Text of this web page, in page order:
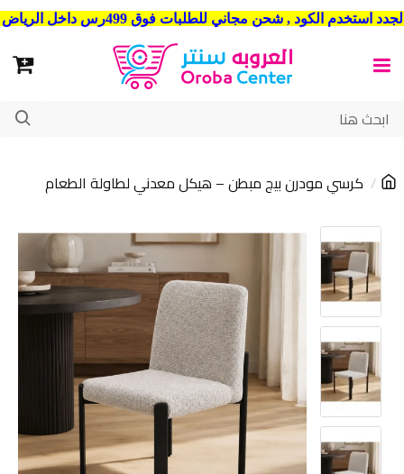
شحن مجاني للطلبات فوق 499رس داخل الرياض . وشحن الي جميع مدن المملكة العربية السعودية
كرسي مودرن بيج مبطن – هيكل معدني لطاولة الطعام